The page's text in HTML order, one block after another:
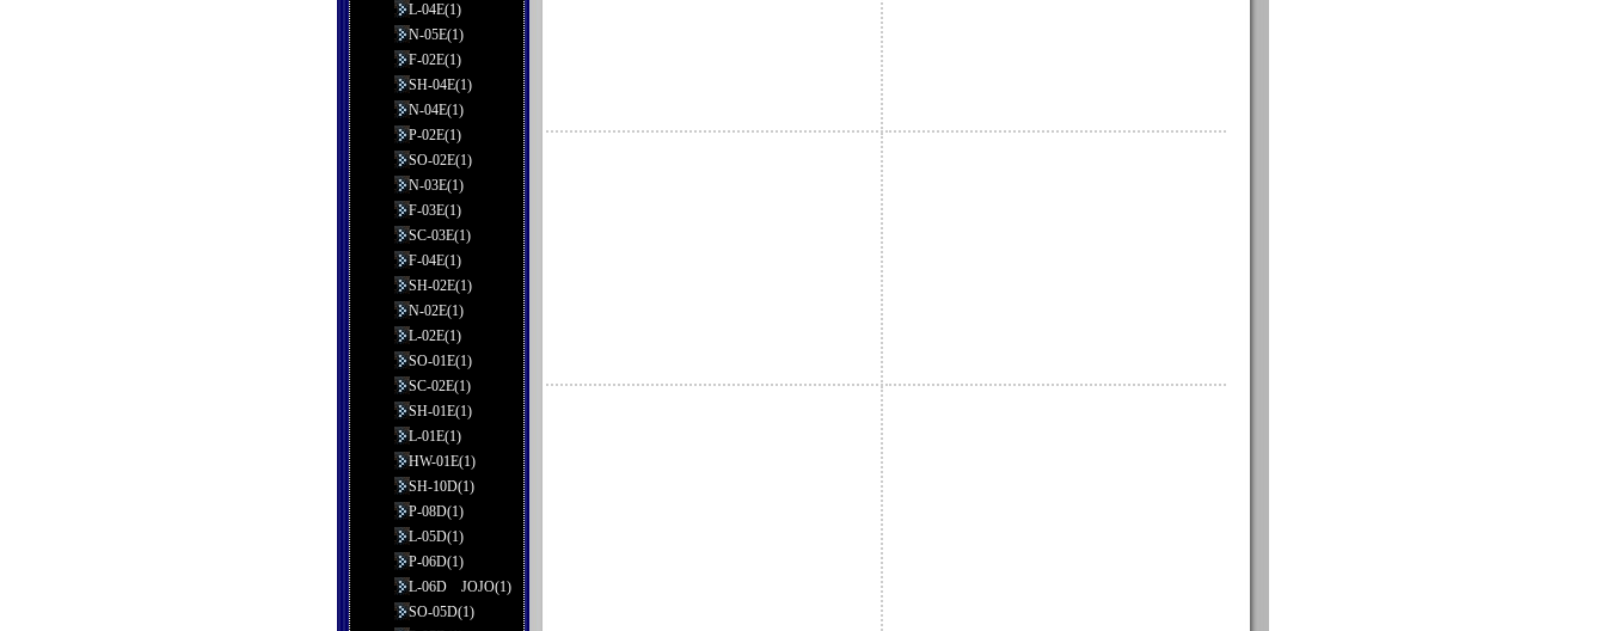
L-04E(1)
N-05E(1)
F-02E(1)
SH-04E(1)
N-04E(1)
P-02E(1)
SO-02E(1)
N-03E(1)
F-03E(1)
SC-03E(1)
F-04E(1)
SH-02E(1)
N-02E(1)
L-02E(1)
SO-01E(1)
SC-02E(1)
SH-01E(1)
L-01E(1)
HW-01E(1)
SH-10D(1)
P-08D(1)
L-05D(1)
P-06D(1)
L-06D JOJO(1)
SO-05D(1)